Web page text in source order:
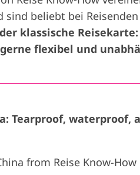
sind beliebt bei
klassische
flexibel und
Tearproof,
from Reise Know-